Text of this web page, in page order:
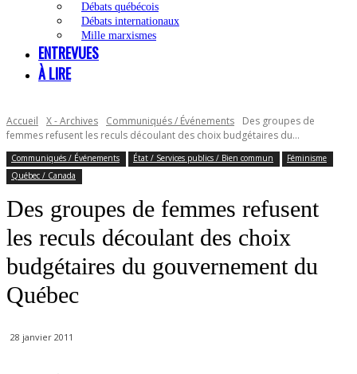
Débats québécois
Débats internationaux
Mille marxismes
ENTREVUES
À LIRE
Accueil X - Archives Communiqués / Événements
Des groupes de
femmes refusent les reculs découlant des choix budgétaires du...
Communiqués / Événements État / Services publics / Bien commun
Féminisme
Québec / Canada
Des groupes de femmes refusent
les reculs découlant des choix
budgétaires du gouvernement du
Québec
28 janvier 2011